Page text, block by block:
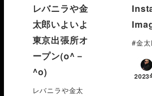
レバニラや金
太郎いよいよ
東京出張所オ
ープン(o^－
^o)
レバニラや金太
#金
2023